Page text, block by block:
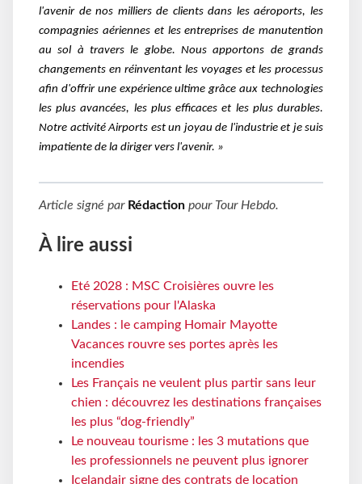
l'avenir de nos milliers de clients dans les aéroports, les
compagnies aériennes et les entreprises de manutention
au sol à travers le globe. Nous apportons de grands
changements en réinventant les voyages et les processus
afin d'offrir une expérience ultimegrâce aux technologies
les plus avancées, les plus efficaces et les plus durables.
Notre activitéAirports est un joyau de l'industrie et je suis
impatiente de la diriger vers l'avenir. »
Article signé par Rédaction pour Tour Hebdo.
À lire aussi
Eté 2028 : MSC Croisières ouvre les
réservations pour l'Alaska
Landes : le camping Homair Mayotte
Vacances rouvre ses portes après les
incendies
Les Français ne veulent plus partir sans leur
chien : découvrez les destinations françaises
les plus “dog-friendly”
Le nouveau tourisme : les 3 mutations que
les professionnels ne peuvent plus ignorer
Icelandair signe des contrats de location